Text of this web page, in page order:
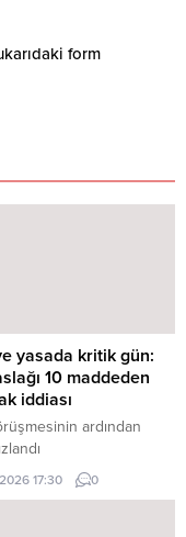
form
yasada kritik gün:
10 maddeden
iddiası
ardından
17:30 0